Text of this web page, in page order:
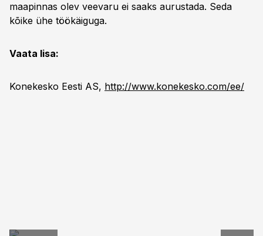
maapinnas olev veevaru ei saaks aurustada. Seda
kõike ühe töökäiguga.
Vaata lisa:
Konekesko Eesti AS, http://www.konekesko.com/ee/